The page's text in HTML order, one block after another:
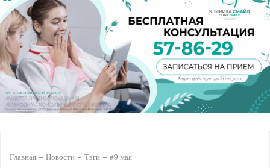
Главная Новости Тэги #9 мая